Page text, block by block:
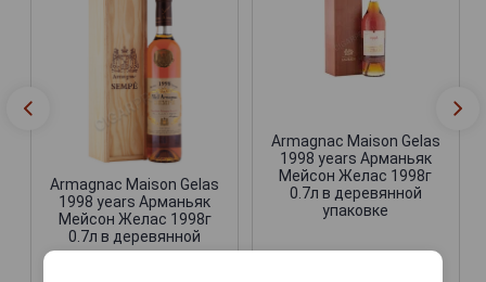
Armagnac Maison Gelas
1998 years Арманьяк
Мейсон Желас 1998г
0.7л в деревянной
упаковке
Armagnac Maison Gelas
1998 years Арманьяк
Мейсон Желас 1998г
0.7л в деревянной
упаковке